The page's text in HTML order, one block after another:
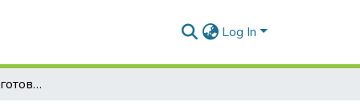
Log In
Сучасні аспекти підготовки студентів спеціальності «Технології медичної діагностики та лікування»